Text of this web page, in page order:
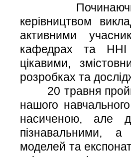
Починаючи з
керівництвом
активними
кафедрах та ННІ
цікавими,
розробках та
20 травня
нашого
насиченою, але
пізнавальними, а
моделей та